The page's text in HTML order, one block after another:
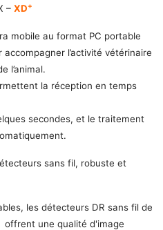
– XD+
mobile au format PC portable
accompagner l’activité vétérinaire
l’animal.
la réception en temps
secondes, et le traitement
sans fil, robuste et
les détecteurs DR sans fil de
offrent une qualité d'image